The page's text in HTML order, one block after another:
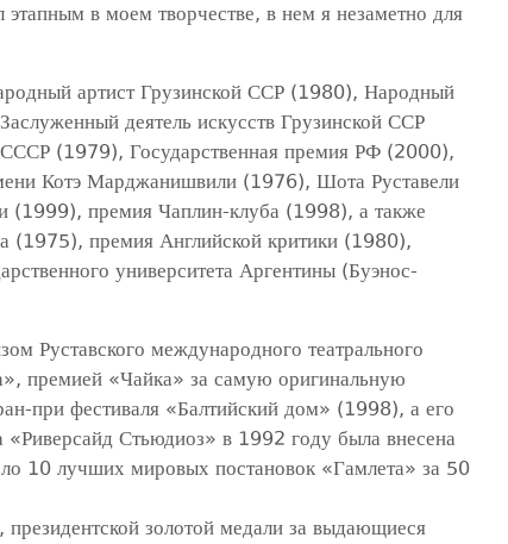
в моем творчестве, в нем я незаметно для
артист Грузинской ССР (1980), Народный
деятель искусств Грузинской ССР
(1979), Государственная премия РФ (2000),
Котэ Марджанишвили (1976), Шота Руставели
премия Чаплин-клуба (1998), а также
премия Английской критики (1980),
университета Аргентины (Буэнос-
Руставского международного театрального
премией «Чайка» за самую оригинальную
при фестиваля «Балтийский дом» (1998), а его
«Риверсайд Стьюдиоз» в 1992 году была внесена
10 лучших мировых постановок «Гамлета» за 50
золотой медали за выдающиеся